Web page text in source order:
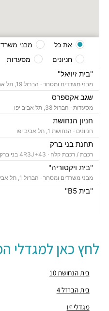
"בית זיויאל"
מבני משרדים ומסחר · הברזל 19, תל אביב יפו
שגב אקספרס
מסעדות · הברזל 38, תל אביב יפו
חניון הנחושת
חניונים · הנחושת 1, תל אביב יפו
תחנת בני ברק
רכבת / רכבת קלה ·
"בית ויקטוריה"
מבני משרדים ומסחר · הברזל 1, תל אביב יפו
"בית B5"
מבני משרדים ומסחר ·הברזל 25, תל אביב יפו
מבני משרדים ומסחר ·
מבני משרדים ומסחר ·
"בית ולנברג 6"
את כל
מבני
חניונים
מסעדות
לחץ כאן למגדלי
בית הנחושת 10
בית הברזל 4
מגדלי זיו